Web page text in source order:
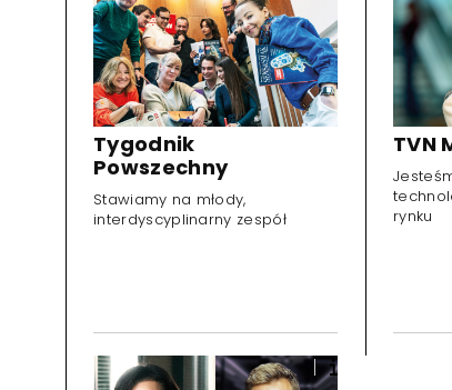
Tygodnik
Powszechny
Stawiamy na młody,
interdyscyplinarny zespół
TVN
rynku